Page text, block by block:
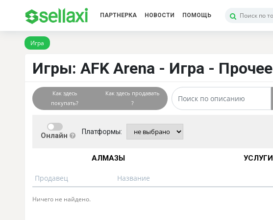
ПАРТНЕРКА НОВОСТИ ПОМОЩЬ
Игра
Игры: AFK Arena - Игра - Прочее
Как здесь
покупать?
Как здесь продавать
?
Онлайн Платформы:
АЛМАЗЫ УСЛУГИ
Продавец Название
Ничего не найдено.